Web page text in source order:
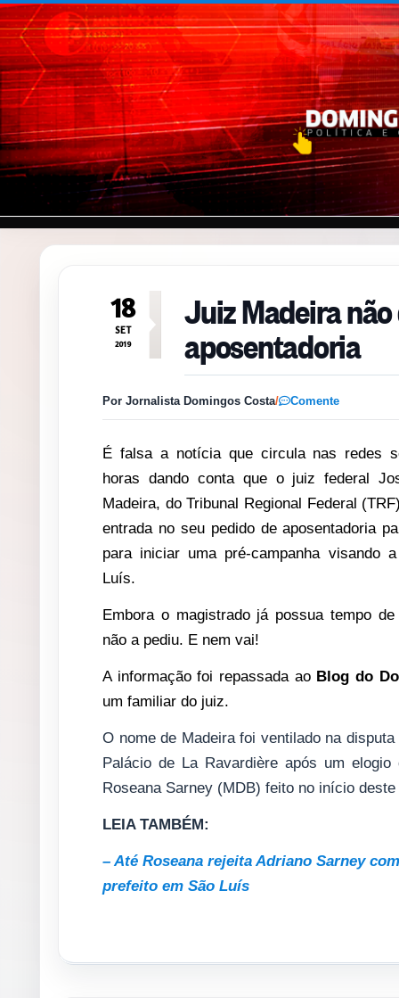
Pular para o conteúdo
18
SET
2019
Juiz Madeira
aposentadoria
Por Jornalista Domingos Costa/ Comente
É falsa a notícia que circula nas redes
horas dando conta que o juiz federal
Madeira, do Tribunal Regional Federal
entrada no seu pedido de aposentadoria
para iniciar uma pré-campanha visando
Luís.
Embora o magistrado já possua tempo de
não a pediu. E nem vai!
A informação foi repassada ao Blog do
um familiar do juiz.
O nome de Madeira foi ventilado na
Palácio de La Ravardière após um elogio
Roseana Sarney (MDB) feito no início
LEIA TAMBÉM:
– Até Roseana rejeita Adriano Sarney
prefeito em São Luís